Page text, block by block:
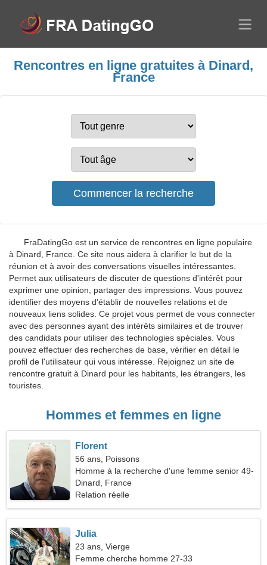
Rencontres en ligne gratuites à Dinard,
France
FraDatingGo est un service de rencontres en ligne populaire
à Dinard, France. Ce site nous aidera à clarifier le but de la
réunion et à avoir des conversations visuelles intéressantes.
Permet aux utilisateurs de discuter de questions d'intérêt pour
exprimer une opinion, partager des impressions. Vous pouvez
identifier des moyens d'établir de nouvelles relations et de
nouveaux liens solides. Ce projet vous permet de vous connecter
avec des personnes ayant des intérêts similaires et de trouver
des candidats pour utiliser des technologies spéciales. Vous
pouvez effectuer des recherches de base, vérifier en détail le
profil de l'utilisateur qui vous intéresse. Rejoignez un site de
rencontre gratuit à Dinard pour les habitants, les étrangers, les
touristes.
Hommes et femmes en ligne
Florent
56 ans, Poissons
Homme à la recherche d'une femme senior 49-
54
Dinard, France
Relation réelle
Julia
23 ans, Vierge
Femme cherche homme 27-33